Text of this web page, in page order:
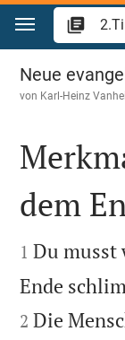
Zum Inhalt springen
Neue
von Karl-Heinz

dem

1 Du musst
Ende
2 Die